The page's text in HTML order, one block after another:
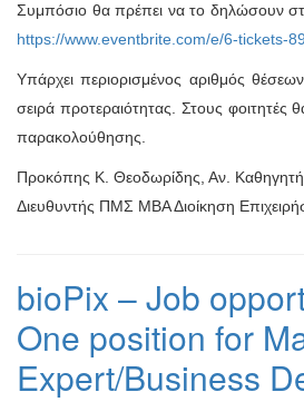
Συμπόσιο θα πρέπει να το δηλώσουν
https://www.eventbrite.com/e/6-tickets-
Υπάρχει περιορισμένος αριθμός
σειρά προτεραιότητας. Στους φοιτητές
παρακολούθησης.
Προκόπης Κ. Θεοδωρίδης, Αν.
Διευθυντής ΠΜΣ ΜΒΑ Διοίκηση
bioPix – Job
One position for
Expert/Business